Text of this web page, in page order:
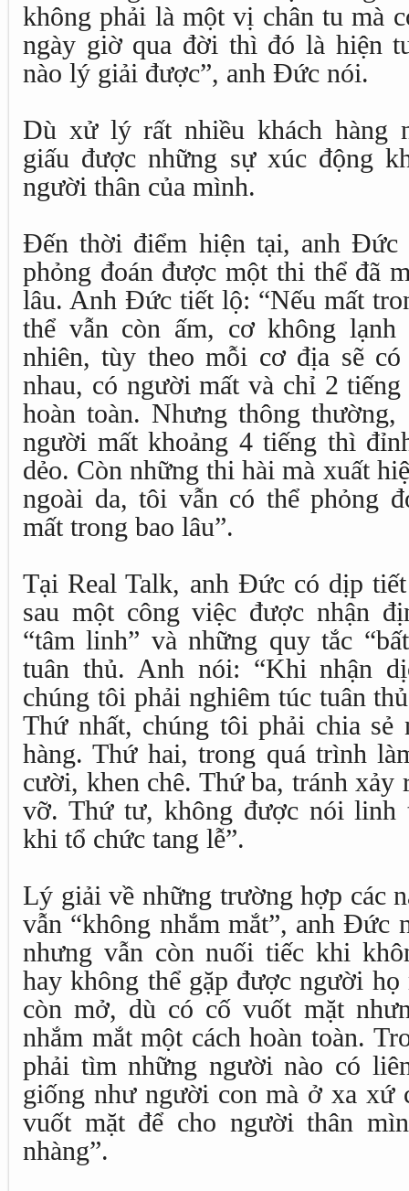
không phải là một vị chân tu mà
ngày giờ qua đời thì đó là hiện
nào lý giải được”, anh Đức nói.
Dù xử lý rất nhiều khách hàng
giấu được những sự xúc động
người thân của mình.
Đến thời điểm hiện tại, anh Đức
phỏng đoán được một thi thể đã
lâu. Anh Đức tiết lộ: “Nếu mất
thể vẫn còn ấm, cơ không
nhiên, tùy theo mỗi cơ địa sẽ
nhau, có người mất và chỉ 2
hoàn toàn. Nhưng thông
người mất khoảng 4 tiếng thì
dẻo. Còn những thi hài mà xuất
ngoài da, tôi vẫn có thể phỏng
mất trong bao lâu”.
Tại Real Talk, anh Đức có dịp
sau một công việc được nhận
“tâm linh” và những quy tắc
tuân thủ. Anh nói: “Khi nhận
chúng tôi phải nghiêm túc tuân
Thứ nhất, chúng tôi phải chia
hàng. Thứ hai, trong quá trình
cười, khen chê. Thứ ba, tránh xảy
vỡ. Thứ tư, không được nói linh
khi tổ chức tang lễ”.
Lý giải về những trường hợp các
vẫn “không nhắm mắt”, anh Đức
nhưng vẫn còn nuối tiếc khi
hay không thể gặp được người họ
còn mở, dù có cố vuốt mặt
nhắm mắt một cách hoàn toàn.
phải tìm những người nào có
giống như người con mà ở xa xứ
vuốt mặt để cho người thân
nhàng”.